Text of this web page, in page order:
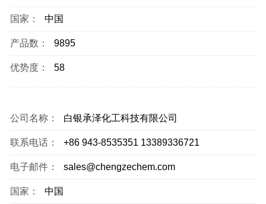
国家： 中国
产品数： 9895
优势度： 58
公司名称： 白银承泽化工科技有限公司
联系电话： +86 943-8535351 13389336721
电子邮件： sales@chengzechem.com
国家： 中国